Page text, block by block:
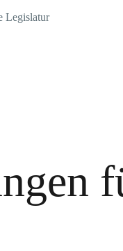
Legislatur